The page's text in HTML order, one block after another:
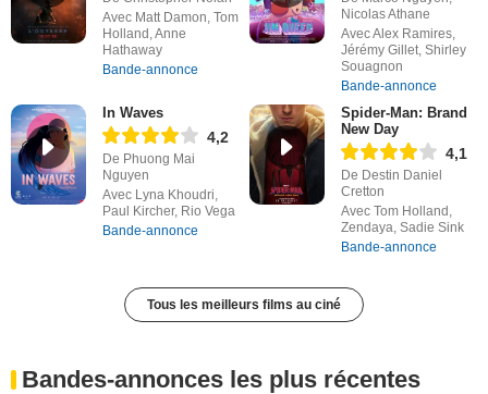
Avec Matt Damon, Tom
Holland, Anne
Hathaway
Bande-annonce
Nicolas Athane
Avec Alex Ramires,
Jérémy Gillet, Shirley
Souagnon
Bande-annonce
In Waves
4,2
De Phuong Mai
Nguyen
Avec Lyna Khoudri,
Paul Kircher, Rio Vega
Bande-annonce
Spider-Man: Brand
New Day
4,1
De Destin Daniel
Cretton
Avec Tom Holland,
Zendaya, Sadie Sink
Bande-annonce
Tous les meilleurs films au ciné
Bandes-annonces les plus récentes